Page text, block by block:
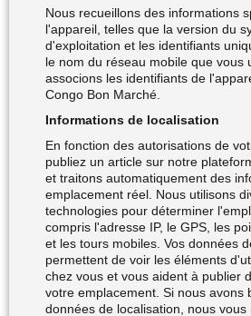
Nous recueillons des informations
l'appareil, telles que la version du
d'exploitation et les identifiants
le nom du réseau mobile que vous
associons les identifiants de
Congo Bon Marché.
Informations de localisation
En fonction des autorisations de
publiez un article sur notre
et traitons automatiquement des
emplacement réel. Nous utilisons
technologies pour déterminer
compris l'adresse IP, le GPS, les
et les tours mobiles. Vos données
permettent de voir les éléments
chez vous et vous aident à publier
votre emplacement. Si nous avons
données de localisation, nous vous